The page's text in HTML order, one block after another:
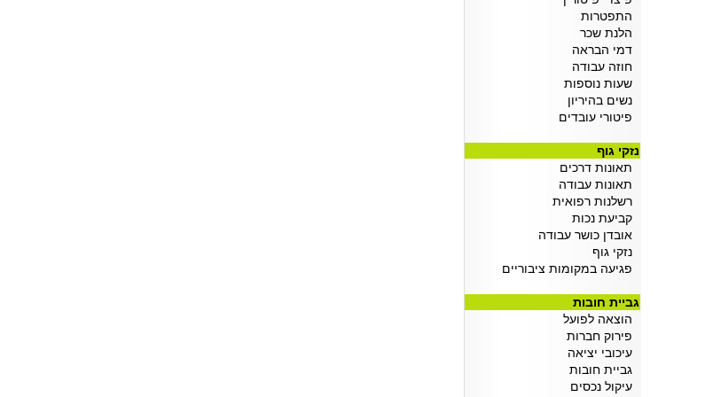
התפטרות
הלנת שכר
דמי הבראה
חוזה עבודה
שעות נוספות
נשים בהיריון
פיטורי עובדים
נזקי גוף
תאונות דרכים
תאונות עבודה
רשלנות רפואית
קביעת נכות
אובדן כושר עבודה
נזקי גוף
פגיעה במקומות ציבוריים
גביית חובות
הוצאה לפועל
פירוק חברות
עיכובי יציאה
גביית חובות
עיקול נכסים